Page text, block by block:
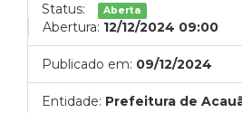
Status: Aberta
Abertura: 12/12/2024 09:00
Publicado em: 09/12/2024
Entidade: Prefeitura de